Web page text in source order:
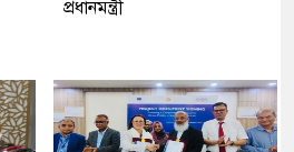
প্রধানমন্ত্রী